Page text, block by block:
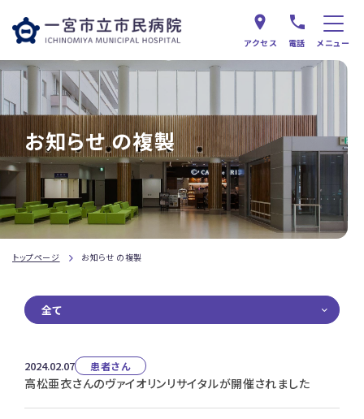
アクセス 電話 メニュー
お知らせ の複製
トップページ お知らせ の複製
2024.02.07 患者さん
高松亜衣さんのヴァイオリンリサイタルが開催されました